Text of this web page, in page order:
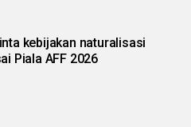
kebijakan naturalisasi
Piala AFF 2026